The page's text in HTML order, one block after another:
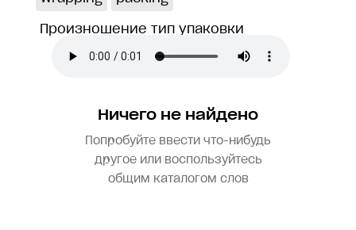
Произношение тип упаковки
Ничего не найдено
Попробуйте ввести что-нибудь
другое или воспользуйтесь
общим каталогом слов